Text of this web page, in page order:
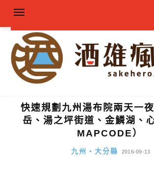
快速規劃九州湯布院兩天一
岳、湯之坪街道、金鱗湖、
MAPCODE）
九州・大分縣 2016-09-13